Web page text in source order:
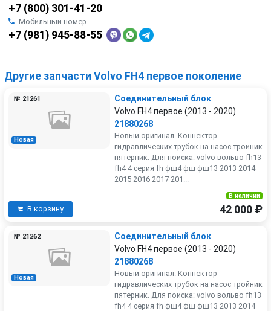
+7 (800) 301-41-20
Мобильный номер
+7 (981) 945-88-55
Другие запчасти Volvo FH4 первое поколение
Новая
№ 21261
Соединительный блок
Volvo FH4 первое (2013 - 2020)
21880268
Новый оригинал. Коннектор
гидравлических трубок на насос тройник
пятерник. Для поиска: volvo вольво fh13
fh4 4 серия fh фш4 фш фш13 2013 2014
2015 2016 2017 201...
В корзину
В наличии
42 000 ₽
Новая
№ 21262
Соединительный блок
Volvo FH4 первое (2013 - 2020)
21880268
Новый оригинал. Коннектор
гидравлических трубок на насос тройник
пятерник. Для поиска: volvo вольво fh13
fh4 4 серия fh фш4 фш фш13 2013 2014